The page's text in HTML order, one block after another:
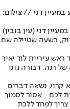
במעיין דני // צילום:
דני (עין בובין)
בשעה שטיילה שם
עיריית לוד יאיר
רנה, דבורה גונן
קרוי, נשאה דברים
לכם - אסור לסמוך
לפחד ללכת